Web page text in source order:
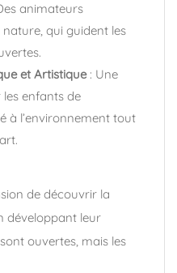
animateurs
nature, qui guident les
et Artistique: Une
enfants de
à l’environnement tout
de découvrir la
développant leur
ouvertes, mais les